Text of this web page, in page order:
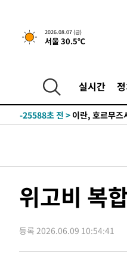
2026.08.07 (금)
서울 30.5℃
실시간
-31326초 전 >
시리아 다마스
-30624초 전 >
-25588초 전 > 이란, 호르무
례 큰 폭발음
-20154초 전 >[속보] 뉴욕증
태
-30644초 전 > 입추에도 극
이란, 호르무
례 큰 폭발음
-24323초 전 >[속보]美, 폴리
위고비 복
등록 2026.06.09 10:54:41